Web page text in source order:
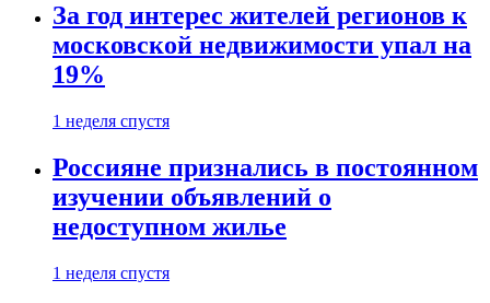
За год интерес жителей регионов к
московской недвижимости упал на
19%
1 неделя спустя
Россияне признались в постоянном
изучении объявлений о
недоступном жилье
1 неделя спустя